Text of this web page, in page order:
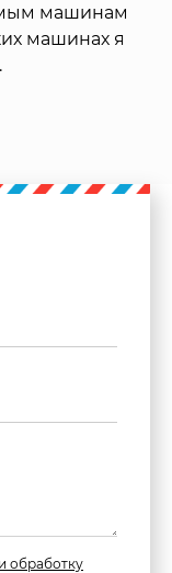
машинам
машинах я
обработку